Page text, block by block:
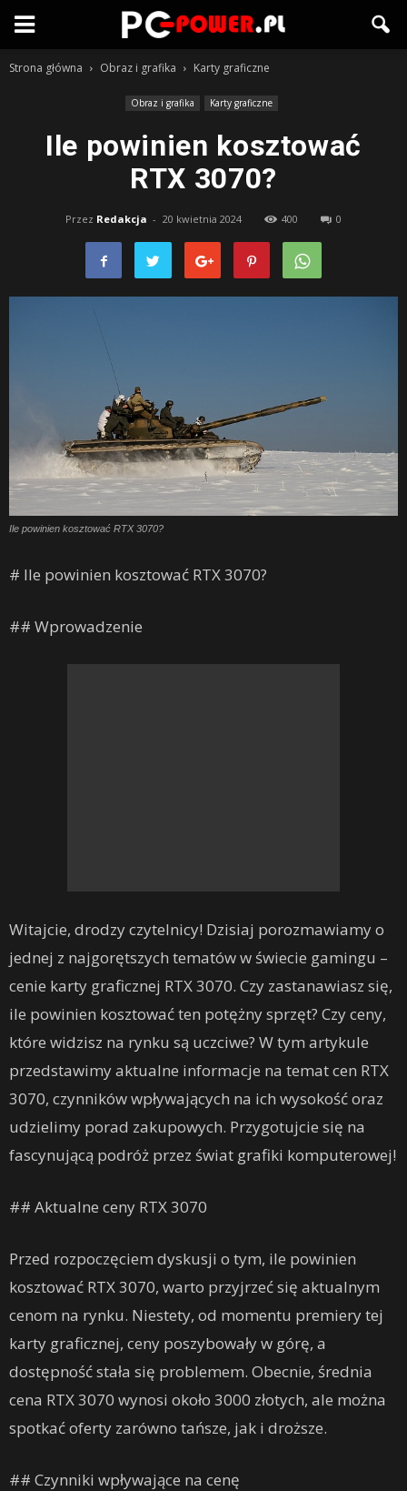
Strona główna Obraz i grafika Karty graficzne
Obraz i grafika Karty graficzne
Ile powinien kosztować
RTX 3070?
Przez Redakcja - 20 kwietnia 2024 400 0
Ile powinien kosztować RTX 3070?
# Ile powinien kosztować RTX 3070?
## Wprowadzenie
Witajcie, drodzy czytelnicy! Dzisiaj porozmawiamy o
jednej z najgorętszych tematów w świecie gamingu –
cenie karty graficznej RTX 3070. Czy zastanawiasz się,
ile powinien kosztować ten potężny sprzęt? Czy ceny,
które widzisz na rynku są uczciwe? W tym artykule
przedstawimy aktualne informacje na temat cen RTX
3070, czynników wpływających na ich wysokość oraz
udzielimy porad zakupowych. Przygotujcie się na
fascynującą podróż przez świat grafiki komputerowej!
## Aktualne ceny RTX 3070
Przed rozpoczęciem dyskusji o tym, ile powinien
kosztować RTX 3070, warto przyjrzeć się aktualnym
cenom na rynku. Niestety, od momentu premiery tej
karty graficznej, ceny poszybowały w górę, a
dostępność stała się problemem. Obecnie, średnia
cena RTX 3070 wynosi około 3000 złotych, ale można
spotkać oferty zarówno tańsze, jak i droższe.
## Czynniki wpływające na cenę